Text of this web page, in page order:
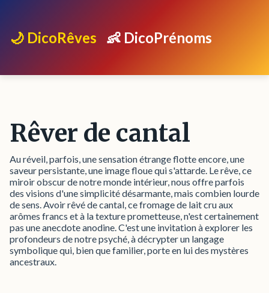
🌙 DicoRêves 👶 DicoPrénoms
Rêver de cantal
Au réveil, parfois, une sensation étrange flotte encore, une
saveur persistante, une image floue qui s'attarde. Le rêve, ce
miroir obscur de notre monde intérieur, nous offre parfois
des visions d'une simplicité désarmante, mais combien lourde
de sens. Avoir rêvé de cantal, ce fromage de lait cru aux
arômes francs et à la texture prometteuse, n'est certainement
pas une anecdote anodine. C'est une invitation à explorer les
profondeurs de notre psyché, à décrypter un langage
symbolique qui, bien que familier, porte en lui des mystères
ancestraux.